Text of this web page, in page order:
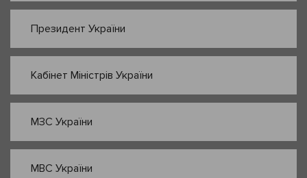
Президент України
Кабінет Міністрів України
МЗС України
МВС України